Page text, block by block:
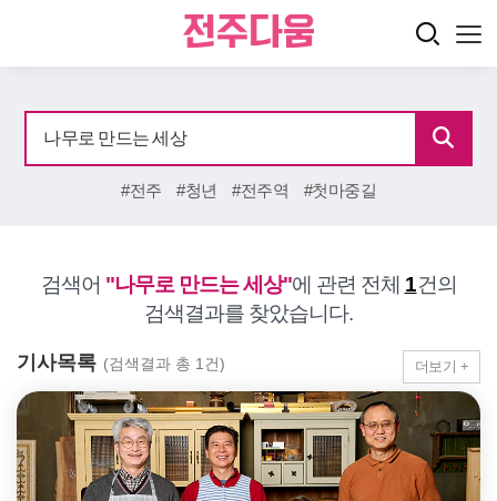
#전주 #청년 #전주역 #첫마중길
검색어 "나무로 만드는 세상"에 관련 전체 1건의
검색결과를 찾았습니다.
기사목록 (검색결과 총 1건) 더보기 +